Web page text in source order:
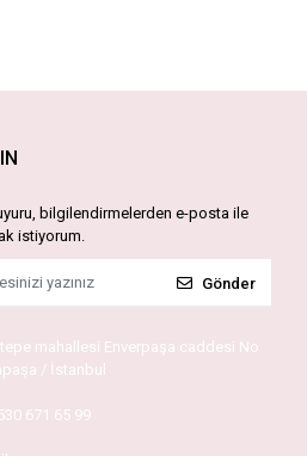
bilgilendirmelerden e-posta ile
istiyorum.
Gönder
mahallesi Enverpaşa caddesi No
/ İstanbul
671 65 99